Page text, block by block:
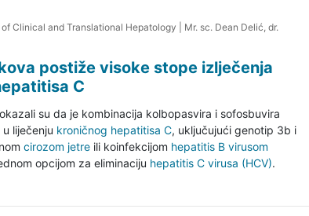
Clinical and Translational Hepatology
Mr. sc. Dean Delić, dr.
postiže visoke stope izlječenja
C
su da je kombinacija kolbopasvira i sofosbuvira
liječenju kroničnog hepatitisa C, uključujući genotip 3b i
cirozom jetreili koinfekcijom hepatitis B virusom
opcijom za eliminaciju hepatitis C virusa (HCV).